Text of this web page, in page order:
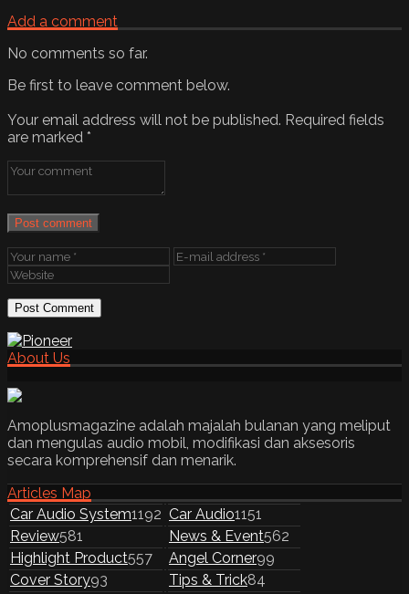
Add a comment
No comments so far.
Be first to leave comment below.
Your email address will not be published. Required fields
are marked *
Post comment
About Us
Amoplusmagazine adalah majalah bulanan yang meliput
dan mengulas audio mobil, modifikasi dan aksesoris
secara komprehensif dan menarik.
Articles Map
Car Audio System1192 Car Audio1151
Review581 News & Event562
Highlight Product557 Angel Corner99
Cover Story93 Tips & Trick84